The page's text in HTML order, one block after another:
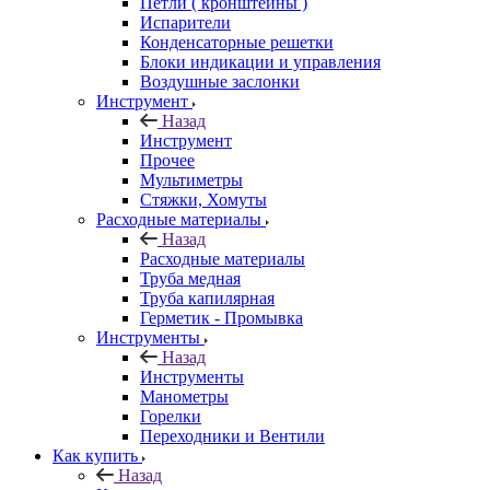
Испарители
Конденсаторные решетки
Блоки индикации и управления
Воздушные заслонки
Инструмент
Назад
Инструмент
Прочее
Мультиметры
Стяжки, Хомуты
Расходные материалы
Назад
Расходные материалы
Труба медная
Труба капилярная
Герметик - Промывка
Инструменты
Назад
Инструменты
Манометры
Горелки
Переходники и Вентили
Как купить
Назад